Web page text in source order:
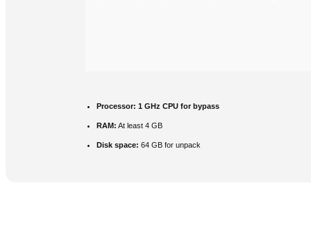
Processor: 1 GHz CPU for bypass
RAM: At least 4 GB
Disk space: 64 GB for unpack